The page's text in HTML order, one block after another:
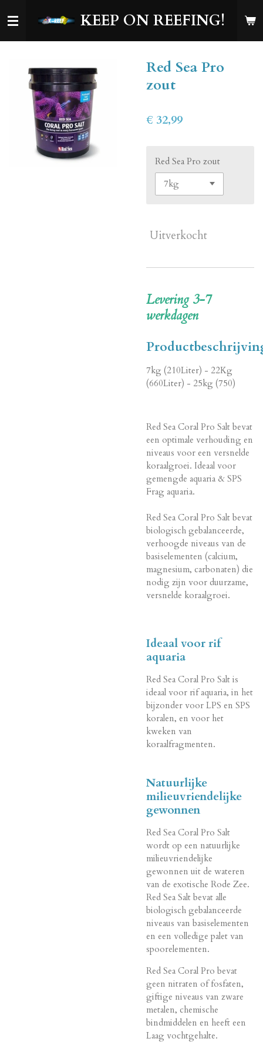
direct
KEEP ON REEFING!
Red Sea Pro
zout
€ 32,99
Red Sea Pro zout
Uitverkocht
Levering 3-7
werkdagen
7kg (210Liter) - 22Kg
(660Liter) - 25kg (750)
Red Sea Coral Pro Salt bevat
een optimale verhouding en
niveaus voor een versnelde
koraalgroei. Ideaal voor
gemengde aquaria & SPS
Frag aquaria.
Red Sea Coral Pro Salt bevat
biologisch gebalanceerde,
verhoogde niveaus van de
basiselementen (calcium,
magnesium, carbonaten) die
nodig zijn voor duurzame,
versnelde koraalgroei.
Ideaal voor rif
aquaria
Red Sea Coral Pro Salt is
ideaal voor rif aquaria, in het
bijzonder voor LPS en SPS
koralen, en voor het
kweken van
koraalfragmenten.
Natuurlijke
milieuvriendelijke
gewonnen
Red Sea Coral Pro Salt
wordt op een natuurlijke
milieuvriendelijke
gewonnen uit de wateren
van de exotische Rode Zee.
Red Sea Salt bevat alle
biologisch gebalanceerde
niveaus van basiselementen
en een volledige palet van
spoorelementen.
Red Sea Coral Pro bevat
geen nitraten of fosfaten,
giftige niveaus van zware
metalen, chemische
bindmiddelen en heeft een
Laag vochtgehalte.